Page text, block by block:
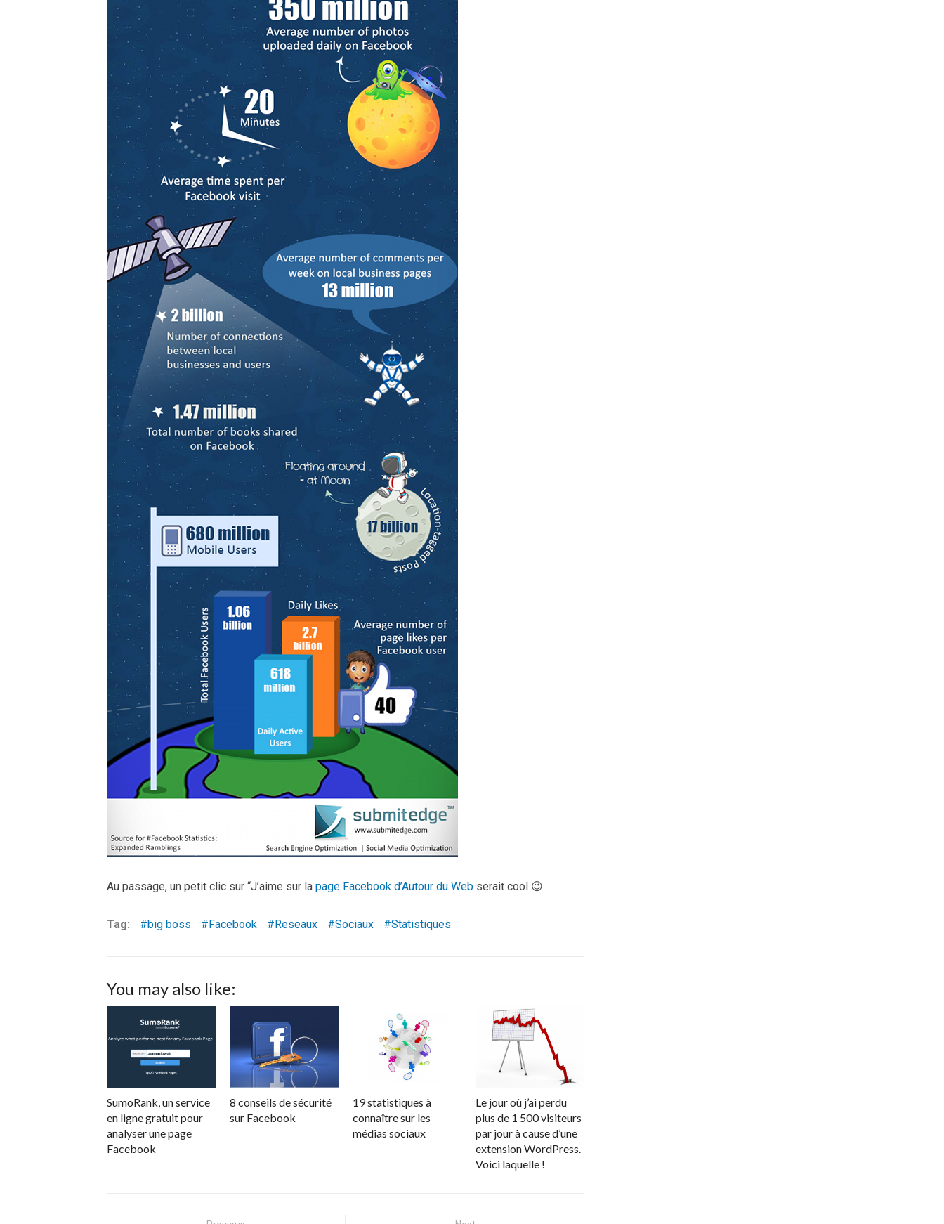
Au passage, un petit clic sur “J’aime sur la page Facebook d’Autour du Web serait cool 😉
Tag: big boss Facebook Reseaux Sociaux Statistiques
You may also like:
SumoRank, un service
en ligne gratuit pour
analyser une page
Facebook
8 conseils de sécurité
sur Facebook
19 statistiques à
connaître sur les
médias sociaux
Le jour où j’ai perdu
plus de 1 500 visiteurs
par jour à cause d’une
extension WordPress.
Voici laquelle !